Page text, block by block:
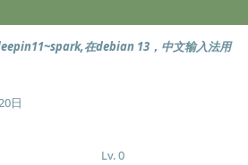
在debian 13，中文输入法用
Lv.0
日